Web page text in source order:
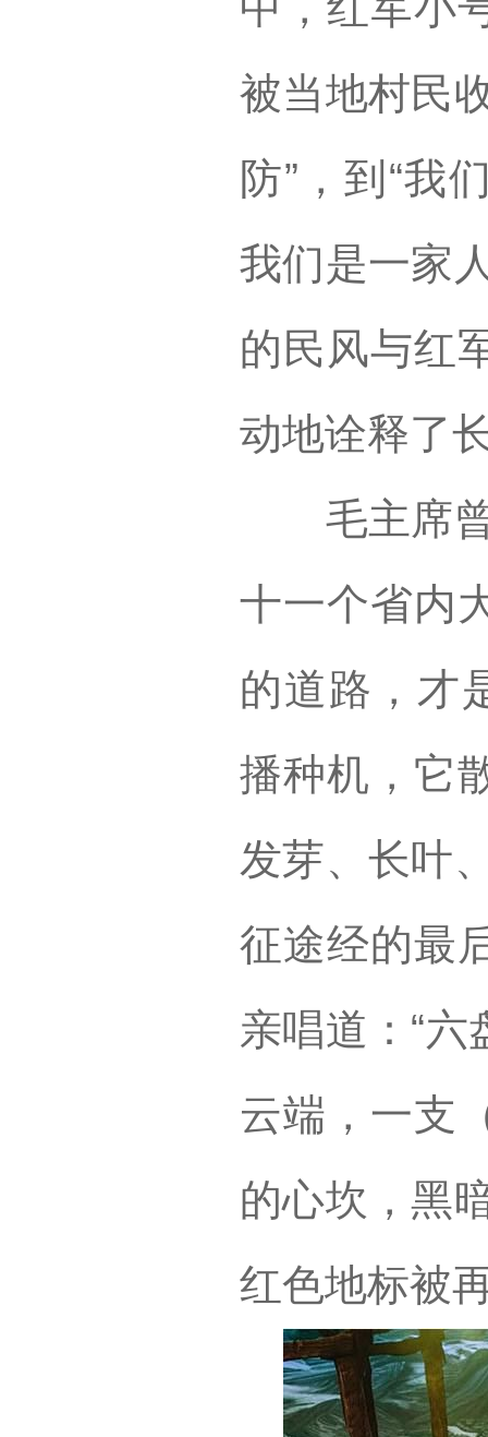
被当地村民
防”，到“我
我们是一家
的民风与红
动地诠释了
毛主席曾
十一个省内
的道路，才
播种机，它
发芽、长叶
征途经的最
亲唱道：“
云端，一支
的心坎，黑
红色地标被